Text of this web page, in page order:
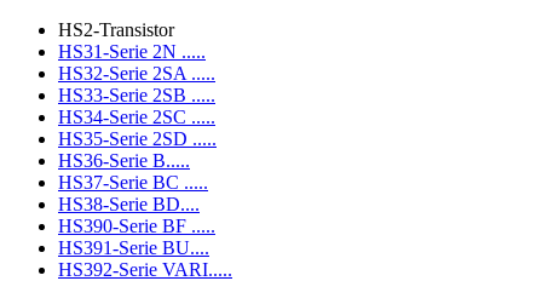
HS2-Transistor
HS31-Serie 2N .....
HS32-Serie 2SA .....
HS33-Serie 2SB .....
HS34-Serie 2SC .....
HS35-Serie 2SD .....
HS36-Serie B.....
HS37-Serie BC .....
HS38-Serie BD....
HS390-Serie BF .....
HS391-Serie BU....
HS392-Serie VARI.....